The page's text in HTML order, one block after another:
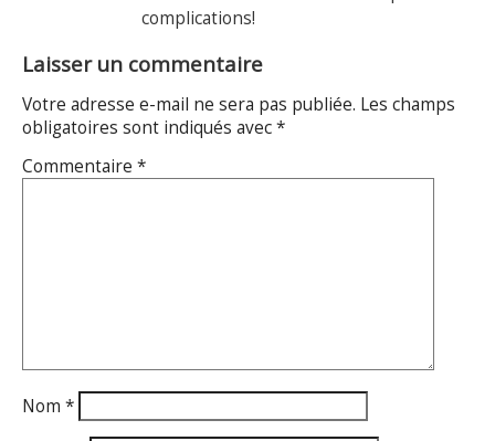
complications!
Laisser un commentaire
Votre adresse e-mail ne sera pas publiée. Les champs
obligatoires sont indiqués avec*
Commentaire *
Nom *